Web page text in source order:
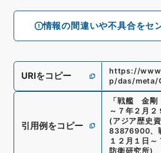
情報の間違いや不具合をセ
URIをコピー
https://
p/das/meta/
引用例をコピー
「戦艦 金剛
～７年２月２
(アジア歴史
83876900、
１２月１日～
防衛研究所)